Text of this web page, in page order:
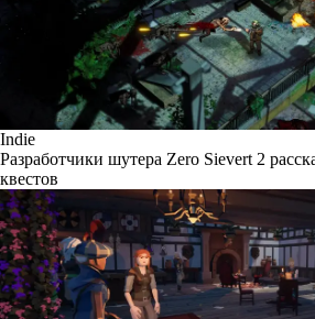
Indie
Разработчики шутера Zero Sievert 2
квестов